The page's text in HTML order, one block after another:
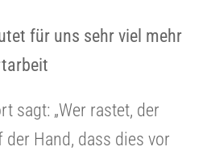
für uns sehr viel mehr
sagt: „Wer rastet, der
der Hand, dass dies vor